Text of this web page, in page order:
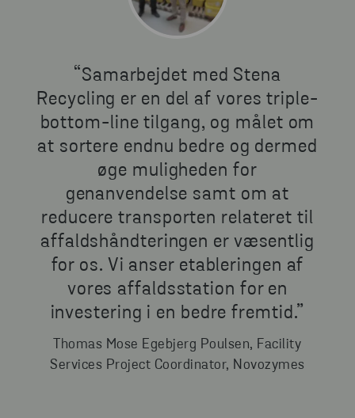
“Samarbejdet med Stena
Recycling er en del af vores triple-
bottom-line tilgang, og målet om
at sortere endnu bedre og dermed
øge muligheden for
genanvendelse samt om at
reducere transporten relateret til
affaldshåndteringen er væsentlig
for os. Vi anser etableringen af
vores affaldsstation for en
investering i en bedre fremtid.”
Thomas Mose Egebjerg Poulsen, Facility
Services Project Coordinator, Novozymes